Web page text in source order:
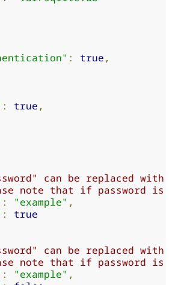
: true ,
: true ,
can be replaced with
note that if password is
: "example" ,
:
true
can be replaced with
note that if password is
: "example" ,